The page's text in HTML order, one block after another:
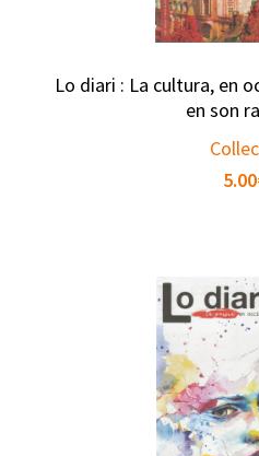
Lo diari : La cultura, en
en son
5.00